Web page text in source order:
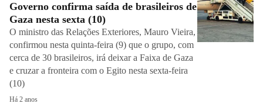
Governo confirma saída de brasileiros de
Gaza nesta sexta (10)
O ministro das Relações Exteriores, Mauro Vieira,
confirmou nesta quinta-feira (9) que o grupo, com
cerca de 30 brasileiros, irá deixar a Faixa de Gaza
e cruzar a fronteira com o Egito nesta sexta-feira
(10)
Há 2 anos